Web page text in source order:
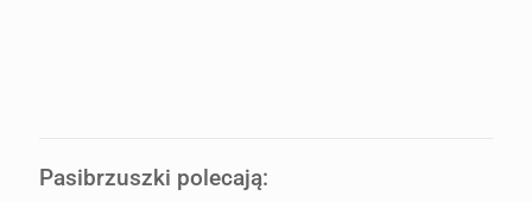
Pasibrzuszki polecają: